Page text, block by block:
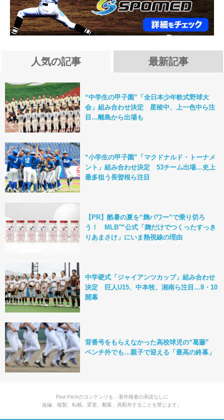
人気の記事 最新記事
“中学生の甲子園”「全日本少年軟式野球大
会」組み合わせ決定 星稜中、上一色中ら注
目…離島から出場も
“小学生の甲子園”「マクドナルド・トーナメ
ント」組み合わせ決定 53チーム出場…史上
最多狙う長曽根ら注目
【PR】酷暑の夏を“麹パワー”で乗り切ろ
う！ MLB™公式「麹だけでつくったすっき
りあまさけ」にいま熱視線の理由
中学硬式「ジャイアンツカップ」組み合わせ
決定 巨人U15、中本牧、湘南ら注目…8・10
開幕
背番号をもらえなかった高校球児の“葛藤”
ベンチ外でも…親子で迎える「最高の終幕」
First Pitchのコンテンツを、著作権者の承諾なしに
改編、複製、転載、変更、翻案、再配布することを禁じます。